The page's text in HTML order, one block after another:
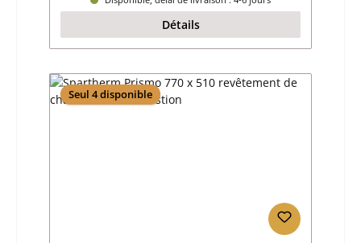
Détails
Seul 4 disponible